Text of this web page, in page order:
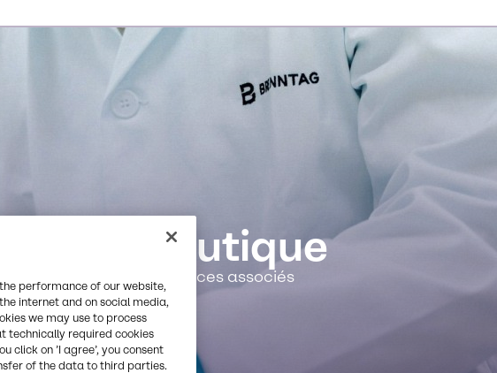
aux BPF et aux services associés
performance of our website,
internet and on social media,
we may use to process
technically required cookies
on ’I agree’, you consent
of the data to third parties.